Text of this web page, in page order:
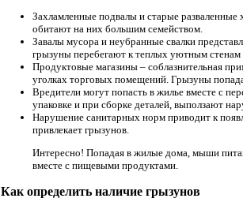
Захламленные подвалы и старые
обитают на них большим семейством.
Завалы мусора и неубранные свалки
грызуны перебегают к теплых уютным стенам
Продуктовые магазины – соблазнительная
уголках торговых помещений. Грызуны
Вредители могут попасть в жилье вместе с
упаковке и при сборке деталей, выползают
Нарушение санитарных норм приводит к
привлекает грызунов.
Интересно! Попадая в жилые дома, мыши
вместе с пищевыми продуктами.
Как определить наличие грызунов